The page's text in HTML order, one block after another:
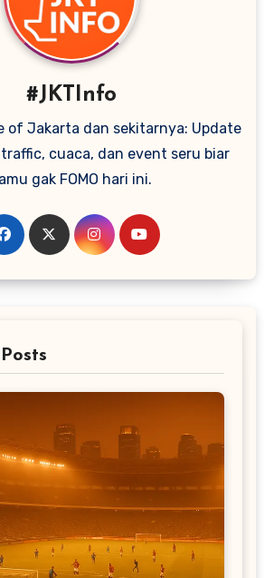
#JKTInfo
of Jakarta dan sekitarnya: Update
cuaca, dan event seru biar
gak FOMO hari ini.